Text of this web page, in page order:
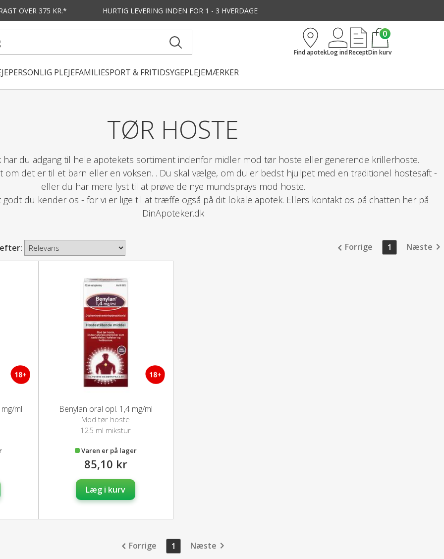
OVER 375 KR.* HURTIG LEVERING INDEN FOR 1 - 3 HVERDAGE
PERSONLIG PLEJEFAMILIESPORT & FRITIDSYGEPLEJEMÆRKER
Find apotekLog indRecept
0
Din kurv
TØR HOSTE
har du adgang til hele apotekets sortiment indenfor midler mod tør hoste eller generende krillerhoste.
om det er til et barn eller en voksen. . Du skal vælge, om du er bedst hjulpet med en traditionel hostesaft -
eller du har mere lyst til at prøve de nye mundsprays mod hoste.
godt du kender os - for vi er lige til at træffe også på dit lokale apotek. Ellers kontakt os på chatten her på
DinApoteker.dk
Forrige 1 Næste
ml Benylan oral opl. 1,4 mg/ml
Mod tør hoste
125 ml mikstur
Varen er på lager
85,10 kr
Læg i kurv
Forrige 1 Næste